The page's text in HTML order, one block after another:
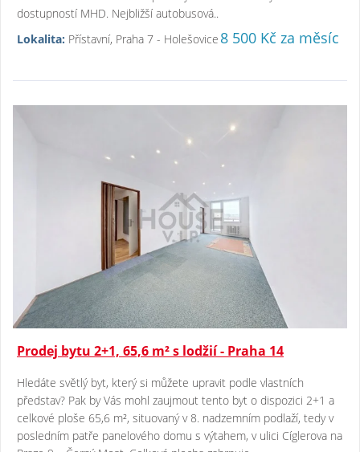
dostupností MHD. Nejbližší autobusová..
Lokalita: Přístavní, Praha 7 - Holešovice 8 500 Kč za měsíc
Prodej bytu 2+1, 65,6 m² s lodžií - Praha 14
Hledáte světlý byt, který si můžete upravit podle vlastních
představ? Pak by Vás mohl zaujmout tento byt o dispozici 2+1 a
celkové ploše 65,6 m², situovaný v 8. nadzemním podlaží, tedy v
posledním patře panelového domu s výtahem, v ulici Cíglerova na